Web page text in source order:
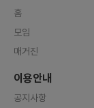
홈
모임
매거진
이용안내
공지사항